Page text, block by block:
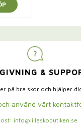
&
på bra skor och hjälper
använd vårt
info@lillaskobutiken.se